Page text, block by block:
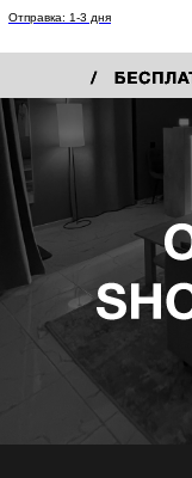
Отправка: 1-3 дня